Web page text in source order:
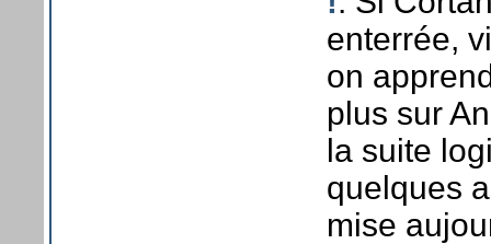
enterrée,
on
plus sur
la suite
quelques
mise